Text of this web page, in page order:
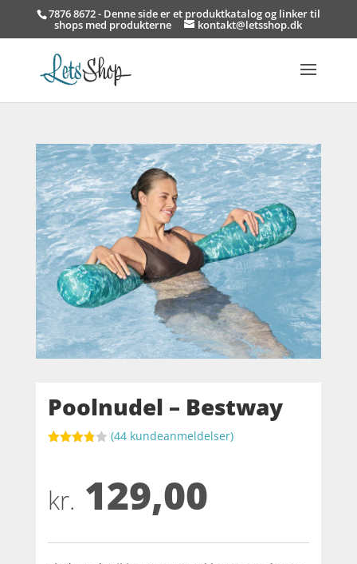
7876 8672 - Denne side er et produktkatalog og linker til
shops med produkterne kontakt@letsshop.dk
Poolnudel – Bestway
baseret
på
er
(44 kundeanmeldelser)
kr. 129,00